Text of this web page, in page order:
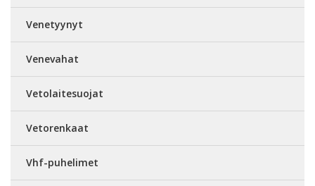
Venetyynyt
Venevahat
Vetolaitesuojat
Vetorenkaat
Vhf-puhelimet